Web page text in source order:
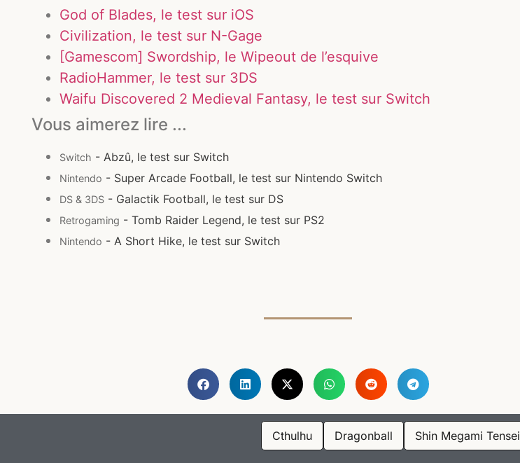
God of Blades, le test sur iOS
Civilization, le test sur N-Gage
[Gamescom] Swordship, le Wipeout de l’esquive
RadioHammer, le test sur 3DS
Waifu Discovered 2 Medieval Fantasy, le test sur Switch
Vous aimerez lire ...
Switch - Abzû, le test sur Switch
Nintendo - Super Arcade Football, le test sur Nintendo Switch
DS & 3DS - Galactik Football, le test sur DS
Retrogaming - Tomb Raider Legend, le test sur PS2
Nintendo - A Short Hike, le test sur Switch
Cthulhu Dragonball Shin Megami Tensei